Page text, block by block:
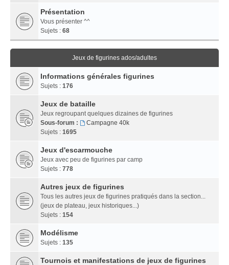
Présentation
Vous présenter ^^
Sujets : 68
Jeux de figurines ados/adultes
Informations générales figurines
Sujets : 176
Jeux de bataille
Jeux regroupant quelques dizaines de figurines
Sous-forum :
Campagne 40k
Sujets : 1695
Jeux d'escarmouche
Jeux avec peu de figurines par camp
Sujets : 778
Autres jeux de figurines
Tous les autres jeux de figurines pratiqués dans la section...
(jeux de plateau, jeux historiques...)
Sujets : 154
Modélisme
Sujets : 135
Tournois et manifestations de jeux de figurines